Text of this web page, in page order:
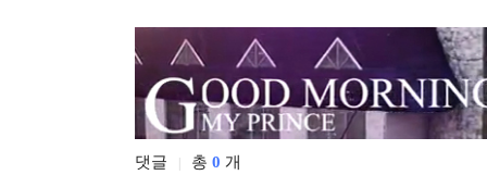
댓글 총 0 개